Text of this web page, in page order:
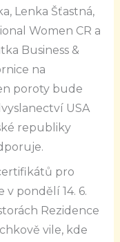
Lenka Šťastná,
Women CR a
Business &
na
poroty bude
USA
republiky
pro
pondělí 14. 6.
Rezidence
vile, kde